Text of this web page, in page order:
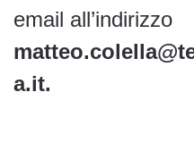
email all’indirizzo
a.it.